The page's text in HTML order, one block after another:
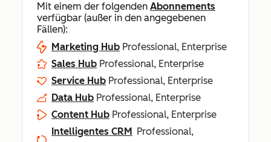
Mit einem der folgenden Abonnements
verfügbar (außer in den angegebenen
Fällen):
Marketing Hub Professional, Enterprise
Sales Hub Professional, Enterprise
Service Hub Professional, Enterprise
Data Hub Professional, Enterprise
Content Hub Professional, Enterprise
Intelligentes CRM Professional,